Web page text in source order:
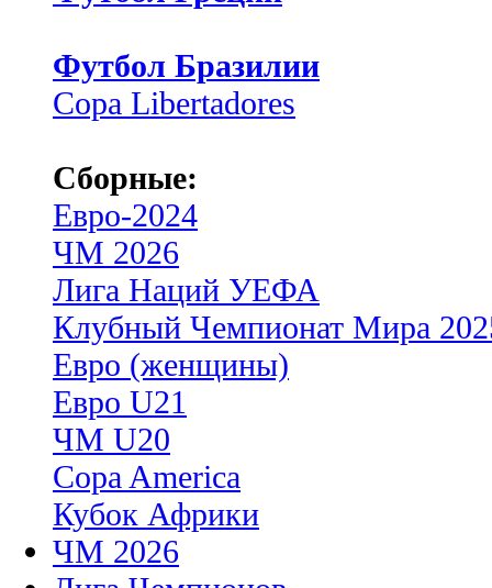
Футбол Бразилии
Copa Libertadores
Сборные:
Евро-2024
ЧМ 2026
Лига Наций УЕФА
Клубный Чемпионат Мира
Евро (женщины)
Евро U21
ЧМ U20
Copa America
Кубок Африки
ЧМ 2026